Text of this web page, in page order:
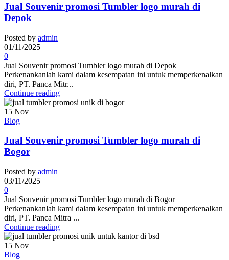
Jual Souvenir promosi Tumbler logo murah di
Depok
Posted by admin
01/11/2025
0
Jual Souvenir promosi Tumbler logo murah di Depok
Perkenankanlah kami dalam kesempatan ini untuk memperkenalkan
diri, PT. Panca Mitr...
Continue reading
15 Nov
Blog
Jual Souvenir promosi Tumbler logo murah di
Bogor
Posted by admin
03/11/2025
0
Jual Souvenir promosi Tumbler logo murah di Bogor
Perkenankanlah kami dalam kesempatan ini untuk memperkenalkan
diri, PT. Panca Mitra ...
Continue reading
15 Nov
Blog